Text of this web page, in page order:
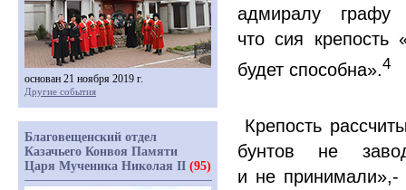
адмиралу графу
что сия крепость
будет способна».4
Крепость
бунтов не
и не принимали»,-
основан 21 ноября 2019 г.
Другие события
Благовещенский отдел
Казачьего Конвоя Памяти
Царя Мученика Николая II (95)